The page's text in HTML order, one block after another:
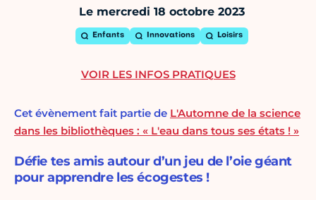
Le mercredi 18 octobre 2023
Enfants Innovations Loisirs
Cet évènement fait partie de L'Automne de la science
dans les bibliothèques : « L'eau dans tous ses états ! »
Défie tes amis autour d’un jeu de l’oie géant
pour apprendre les écogestes !
VOIR LES INFOS PRATIQUES